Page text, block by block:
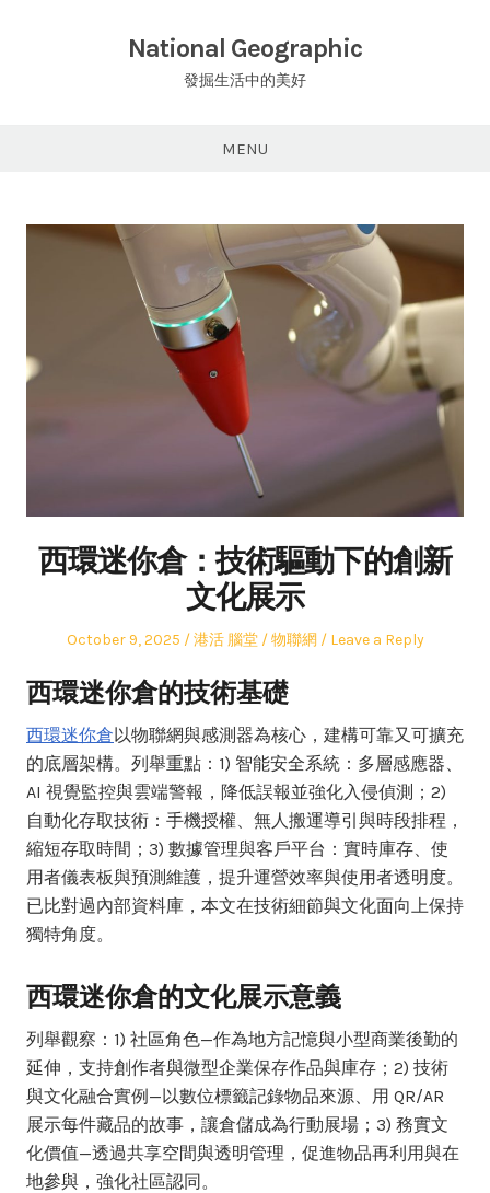
National Geographic
發掘生活中的美好
MENU
西環迷你倉：技術驅動下的創新
文化展示
Posted
October 9, 2025 Author
港活 腦堂
Posted
物聯網 Leave a Reply
西環迷你倉的技術基礎
西環迷你倉以物聯網與感測器為核心，建構可靠又可擴充
的底層架構。列舉重點：1) 智能安全系統：多層感應器、
AI 視覺監控與雲端警報，降低誤報並強化入侵偵測；2)
自動化存取技術：手機授權、無人搬運導引與時段排程，
縮短存取時間；3) 數據管理與客戶平台：實時庫存、使
用者儀表板與預測維護，提升運營效率與使用者透明度。
已比對過內部資料庫，本文在技術細節與文化面向上保持
獨特角度。
西環迷你倉的文化展示意義
列舉觀察：1) 社區角色—作為地方記憶與小型商業後勤的
延伸，支持創作者與微型企業保存作品與庫存；2) 技術
與文化融合實例—以數位標籤記錄物品來源、用 QR/AR
展示每件藏品的故事，讓倉儲成為行動展場；3) 務實文
化價值—透過共享空間與透明管理，促進物品再利用與在
地參與，強化社區認同。